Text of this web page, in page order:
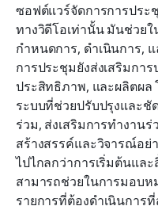
ซอฟต์แวร์จัดการการประ
ทางวิดีโอเท่านั้น มันช่วยใ
กำหนดการ, ดำเนินการ,
การประชุมยังส่งเสริมก
ประสิทธิภาพ, และผลิตผล
ระบบที่ช่วยปรับปรุงและชั
ร่วม, ส่งเสริมการทำงาน
สร้างสรรค์และวิจารณ์อ
ไปไกลกว่าการเริ่มต้นแล
สามารถช่วยในการมอบห
รายการที่ต้องดำเนินการ